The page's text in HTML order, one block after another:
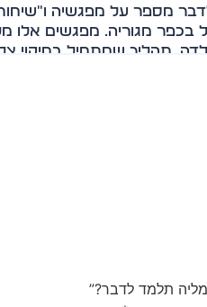
מספר על מפגשיה
בכפר מגוריה. מפגשים אלו
תהליך שמתחיל בחיקוי
שפת בני אדם – מילים
שנתיים עד חמש. הוא מפגיש
תלמד לדבר?”